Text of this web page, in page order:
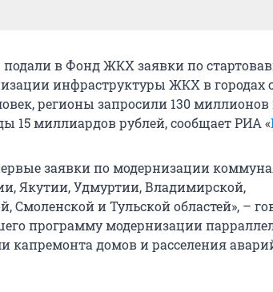
подали в Фонд ЖКХ заявки по
инфраструктуры ЖКХ в городах
регионы запросили 130 миллионов
15 миллиардов рублей, сообщает РИА «
заявки по модернизации
Якутии, Удмуртии, Владимирской,
Смоленской и Тульской областей», –
программу модернизации
домов и расселения